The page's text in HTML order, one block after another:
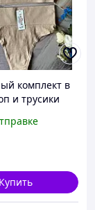
комплект в
и трусики
посадке Беж
Купить